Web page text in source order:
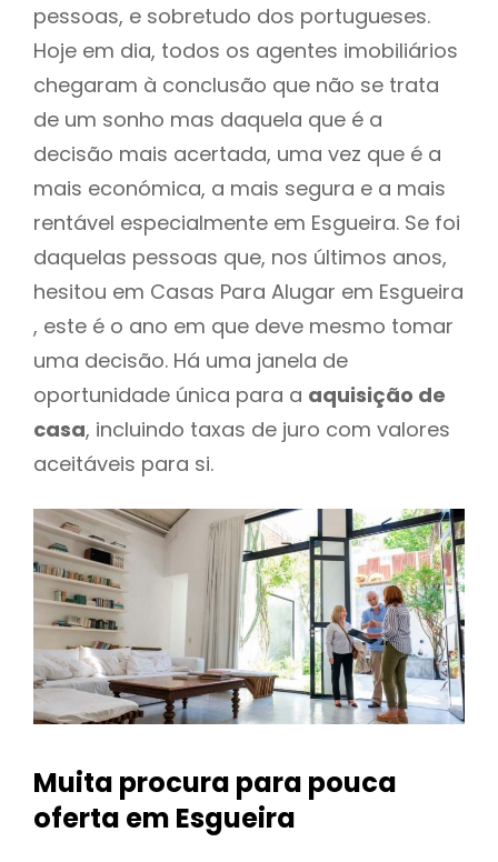
pessoas, e sobretudo dos portugueses.
Hoje em dia, todos os agentes imobiliários
chegaram à conclusão que não se trata
de um sonho mas daquela que é a
decisão mais acertada, uma vez que é a
mais económica, a mais segura e a mais
rentável especialmente em Esgueira. Se foi
daquelas pessoas que, nos últimos anos,
hesitou em Casas Para Alugar em Esgueira
, este é o ano em que deve mesmo tomar
uma decisão. Há uma janela de
oportunidade única para a aquisição de
casa, incluindo taxas de juro com valores
aceitáveis para si.
Muita procura para pouca
oferta em Esgueira